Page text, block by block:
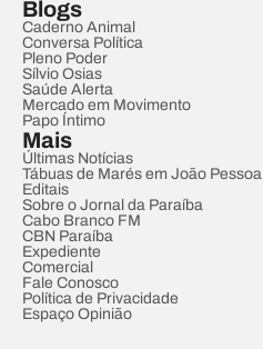
Blogs
Caderno Animal
Conversa Política
Pleno Poder
Sílvio Osias
Saúde Alerta
Mercado em Movimento
Papo Íntimo
Mais
Últimas Notícias
Tábuas de Marés em João Pessoa
Editais
Sobre o Jornal da Paraíba
Cabo Branco FM
CBN Paraíba
Expediente
Comercial
Fale Conosco
Política de Privacidade
Espaço Opinião